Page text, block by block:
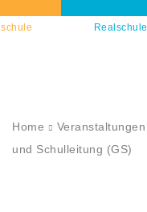
Realschule
Home Veranstaltungen
und Schulleitung (GS)